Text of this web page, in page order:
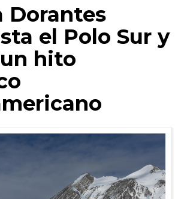
Dorantes
el Polo Sur y
hito